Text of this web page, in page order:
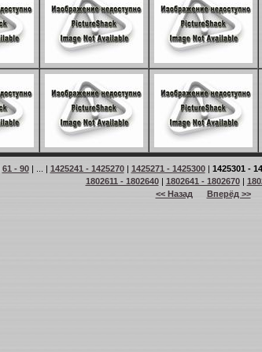
61 - 90| ... | 1425241 - 1425270| 1425271 - 1425300| 1425301 -
1802611 - 1802640| 1802641 - 1802670|
<< Назад
Вперёд >>